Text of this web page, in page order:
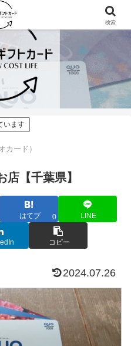
います
カード）
【千葉県】
はてブ 0 LINE
コピー
2024.07.26
検索